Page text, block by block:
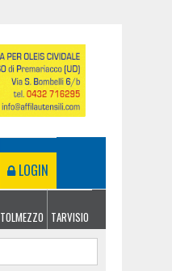
LOGIN
TOLMEZZO TARVISIO